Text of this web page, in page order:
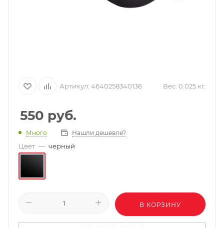
Артикул: 4640258340136 Вес: 0.025 кг.
550 руб.
Много Нашли дешевле?
Цвет — черный
В КОРЗИНУ